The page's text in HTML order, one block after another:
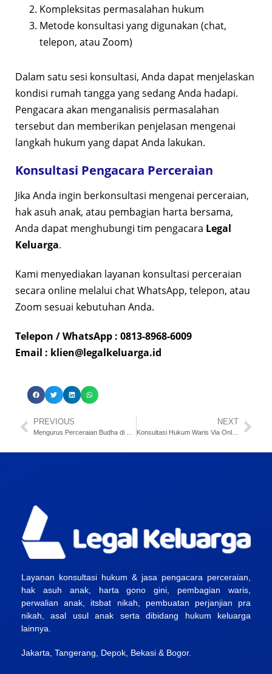
Kompleksitas permasalahan hukum
Metode konsultasi yang digunakan (chat,
telepon, atau Zoom)
Dalam satu sesi konsultasi, Anda dapat menjelaskan
kondisi rumah tangga yang sedang Anda hadapi.
Pengacara akan menganalisis permasalahan
tersebut dan memberikan penjelasan mengenai
langkah hukum yang dapat Anda lakukan.
Konsultasi Pengacara Perceraian
Jika Anda ingin berkonsultasi mengenai perceraian,
hak asuh anak, atau pembagian harta bersama,
Anda dapat menghubungi tim pengacara Legal
Keluarga.
Kami menyediakan layanan konsultasi perceraian
secara online melalui chat WhatsApp, telepon, atau
Zoom sesuai kebutuhan Anda.
Telepon / WhatsApp : 0813-8968-6009
Email : klien@legalkeluarga.id
PREVIOUS NEXT
Konsultasi Hukum Waris Via Online
Layanan konsultasi hukum & jasa pengacara perceraian,
hak asuh anak, harta gono gini, pembagian waris,
perwalian anak, itsbat nikah, pembuatan perjanjian pra
nikah, asal usul anak serta dibidang hukum keluarga
lainnya.
Jakarta, Tangerang, Depok, Bekasi & Bogor.